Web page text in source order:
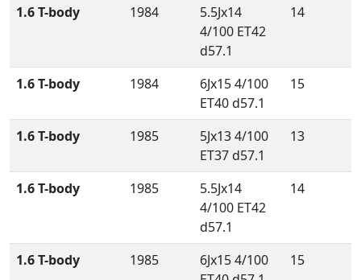
1.6 T-body 1984
5.5Jx14
4/100 ET42
d57.1
14
1.6 T-body 1984
6Jx15 4/100
ET40 d57.1
15
1.6 T-body 1985
5Jx13 4/100
ET37 d57.1
13
1.6 T-body 1985
5.5Jx14
4/100 ET42
d57.1
14
1.6 T-body 1985
6Jx15 4/100
15